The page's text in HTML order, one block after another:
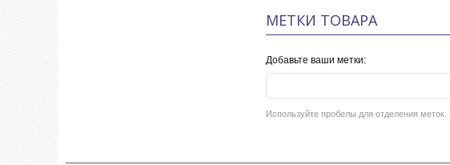
МЕТКИ ТОВАРА
Добавьте ваши метки:
Используйте пробелы для отделения